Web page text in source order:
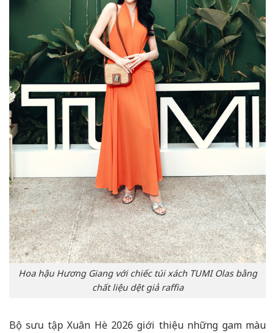
Hoa hậu Hương Giang với chiếc túi xách TUMI Olas bằng
chất liệu dệt giả raffia
Bộ sưu tập Xuân Hè 2026 giới thiệu những gam màu